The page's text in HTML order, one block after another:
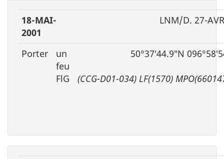
18-MAI-
2001
LNM/D. 27-
Porter
un
feu
FlG
50°37′44.9″N
(CCG-D01-034) LF(1570)